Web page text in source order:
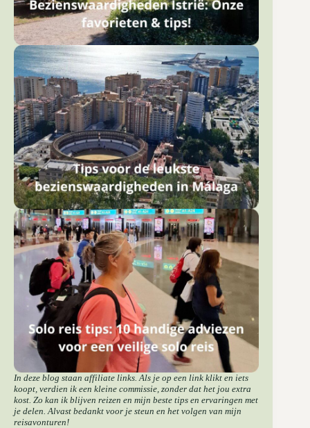
In deze blog staan affiliate links. Als je op een link klikt en iets
koopt, verdien ik een kleine commissie, zonder dat het jou extra
kost. Zo kan ik blijven reizen en mijn beste tips en ervaringen met
je delen. Alvast bedankt voor je steun en het volgen van mijn
reisavonturen!